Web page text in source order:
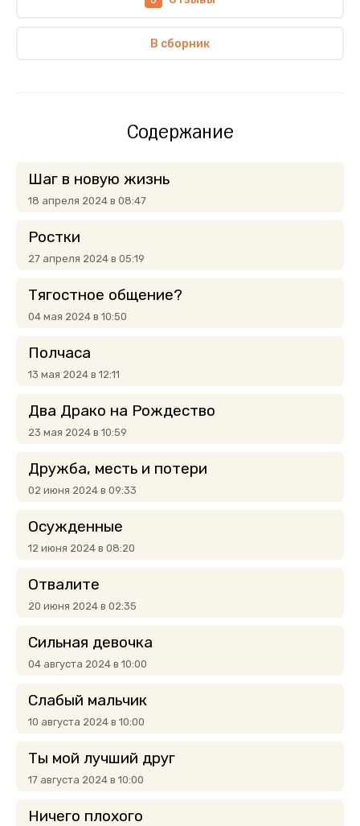
В сборник
Содержание
Шаг в новую жизнь
18 апреля 2024 в 08:47
Ростки
27 апреля 2024 в 05:19
Тягостное общение?
04 мая 2024 в 10:50
Полчаса
13 мая 2024 в 12:11
Два Драко на Рождество
23 мая 2024 в 10:59
Дружба, месть и потери
02 июня 2024 в 09:33
Осужденные
12 июня 2024 в 08:20
Отвалите
20 июня 2024 в 02:35
Сильная девочка
04 августа 2024 в 10:00
Слабый мальчик
10 августа 2024 в 10:00
Ты мой лучший друг
17 августа 2024 в 10:00
Ничего плохого